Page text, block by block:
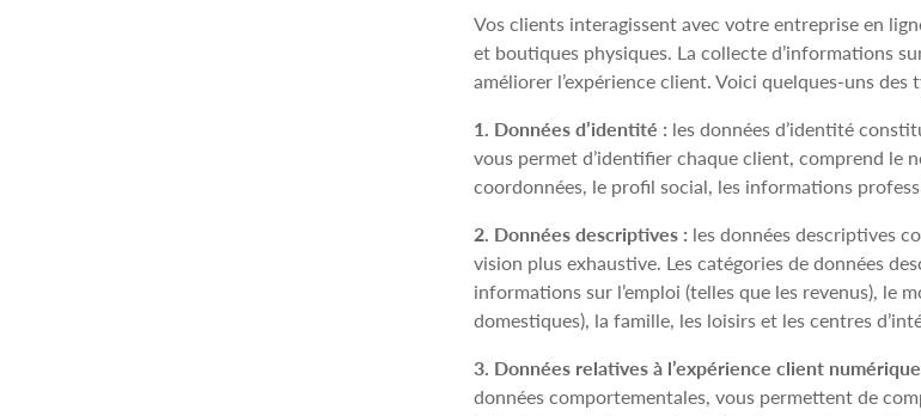
Vos clients interagissent avec votre entreprise en
et boutiques physiques. La collecte d’informations
améliorer l’expérience client. Voici quelques‑uns
1. Données d’identité : les données d’identité
vous permet d’identifier chaque client, comprend le
coordonnées, le profil social, les informations
2. Données descriptives : les données descriptives
vision plus exhaustive. Les catégories de données
informations sur l’emploi (telles que les revenus), le
domestiques), la famille, les loisirs et les centres
3. Données relatives à l’expérience client
données comportementales, vous permettent de